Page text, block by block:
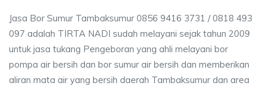
Jasa Bor Sumur Tambaksumur 0856 9416 3731 / 0818 493
097 adalah TIRTA NADI sudah melayani sejak tahun 2009
untuk jasa tukang Pengeboran yang ahli melayani bor
pompa air bersih dan bor sumur air bersih dan memberikan
aliran mata air yang bersih daerah Tambaksumur dan area